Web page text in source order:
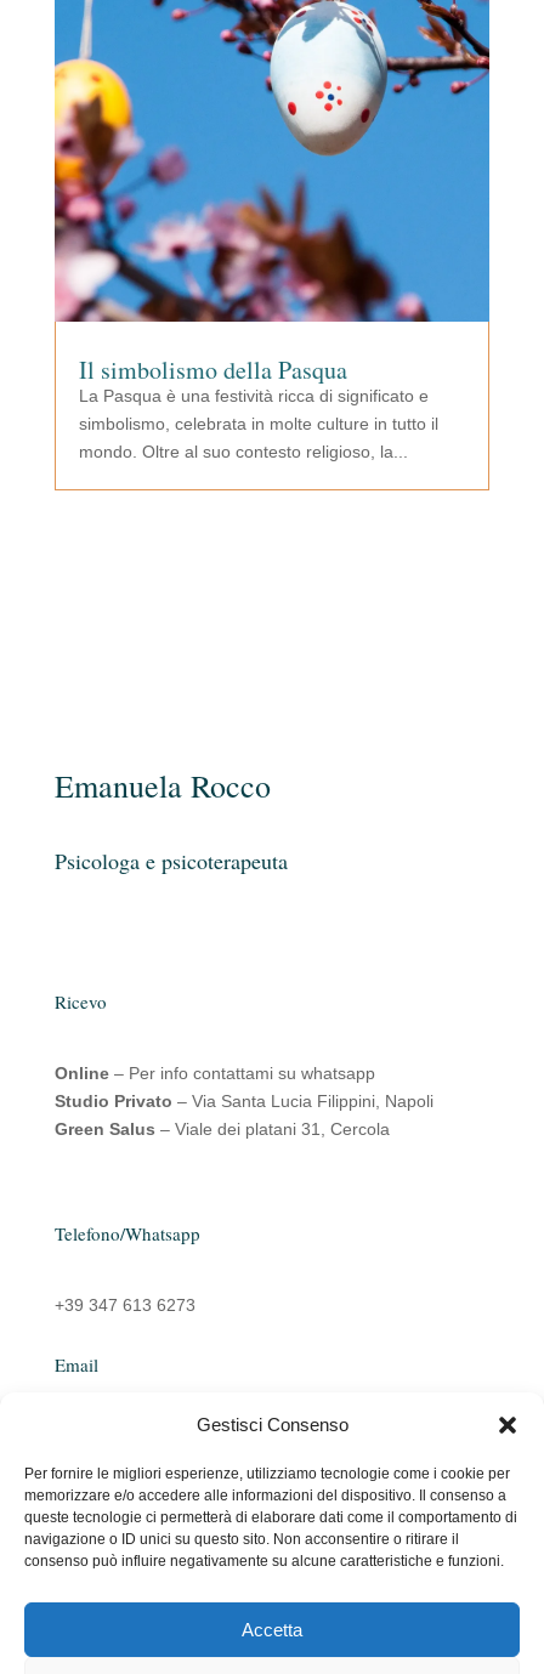
Gestisci Consenso
Per fornire le migliori esperienze, utilizziamo tecnologie come i cookie per
memorizzare e/o accedere alle informazioni del dispositivo. Il consenso a
queste tecnologie ci permetterà di elaborare dati come il comportamento di
navigazione o ID unici su questo sito. Non acconsentire o ritirare il
consenso può influire negativamente su alcune caratteristiche e funzioni.
Accetta
Il simbolismo della Pasqua
La Pasqua è una festività ricca di significato e
simbolismo, celebrata in molte culture in tutto il
mondo. Oltre al suo contesto religioso, la...
Emanuela Rocco
Psicologa e psicoterapeuta
Ricevo
Online– Per info contattami su whatsapp
Studio Privato – Via Santa Lucia Filippini, Napoli
Green Salus – Viale dei platani 31, Cercola
Telefono/Whatsapp
+39 347 613 6273
Email
emanuelarocco@yahoo.it